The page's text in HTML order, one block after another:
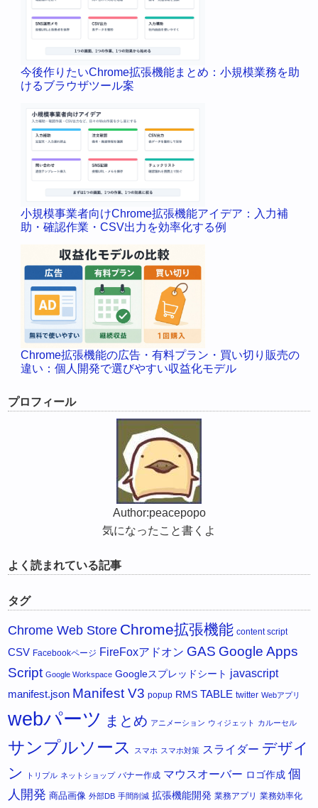
今後作りたいChrome拡張機能まとめ：小規模業務を助
けるブラウザツール案
小規模事業者向けChrome拡張機能アイデア：入力補
助・確認作業・CSV出力を効率化する例
Chrome拡張機能の広告・有料プラン・買い切り販売の
違い：個人開発で選びやすい収益化モデル
プロフィール
Author:peacepopo
気になったこと書くよ
よく読まれている記事
タグ
Chrome Web Store Chrome拡張機能 content script
CSV Facebookページ FireFoxアドオン GAS Google Apps
Script Google Workspace Googleスプレッドシート javascript
manifest.json Manifest V3 popup RMS TABLE twitter Webアプリ
webパーツ まとめ アニメーション ウィジェット カルーセル
サンプルソース スマホ スマホ対策 スライダー デザイ
ン
トリプル ネットショップ バナー作成 マウスオーバー ロゴ作成 個
人開発 商品画像 外部DB 手間削減 拡張機能開発 業務アプリ 業務効率化